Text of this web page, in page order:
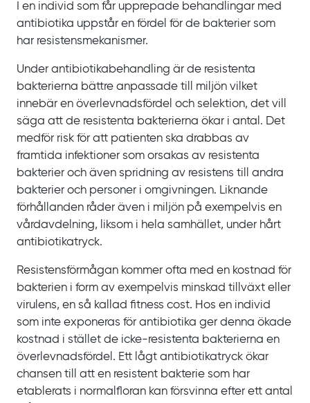
I en individ som får upprepade behandlingar med
antibiotika uppstår en fördel för de bakterier som
har resistensmekanismer.
Under antibiotikabehandling är de resistenta
bakterierna bättre anpassade till miljön vilket
innebär en överlevnadsfördel och selektion, det vill
säga att de resistenta bakterierna ökar i antal. Det
medför risk för att patienten ska drabbas av
framtida infektioner som orsakas av resistenta
bakterier och även spridning av resistens till andra
bakterier och personer i omgivningen. Liknande
förhållanden råder även i miljön på exempelvis en
vårdavdelning, liksom i hela samhället, under hårt
antibiotikatryck.
Resistensförmågan kommer ofta med en kostnad för
bakterien i form av exempelvis minskad tillväxt eller
virulens, en så kallad fitness cost. Hos en individ
som inte exponeras för antibiotika ger denna ökade
kostnad i stället de icke-resistenta bakterierna en
överlevnadsfördel. Ett lågt antibiotikatryck ökar
chansen till att en resistent bakterie som har
etablerats i normalfloran kan försvinna efter ett antal